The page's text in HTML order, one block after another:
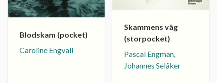
Blodskam (pocket)
Caroline Engvall
Skammens väg
(storpocket)
Pascal Engman,
Johannes Selåker